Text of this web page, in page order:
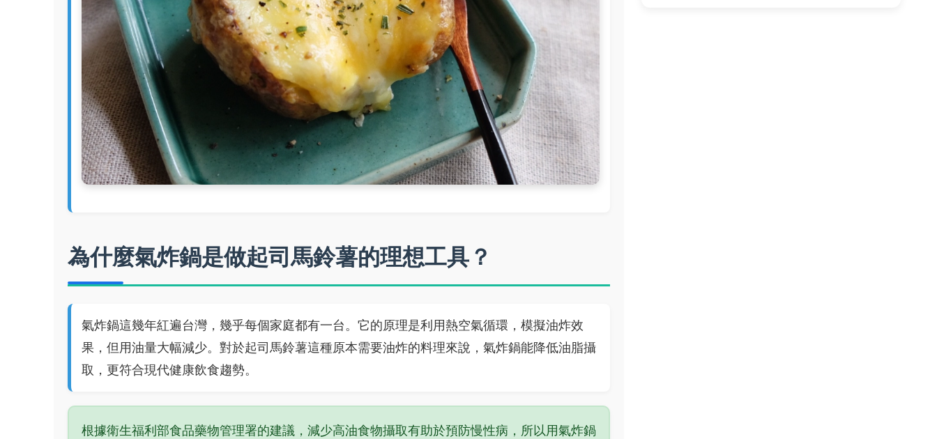
為什麼氣炸鍋是做起司馬鈴薯的理想工具？
氣炸鍋這幾年紅遍台灣，幾乎每個家庭都有一台。它的原理是利用熱空氣循環，模擬油炸效
果，但用油量大幅減少。對於起司馬鈴薯這種原本需要油炸的料理來說，氣炸鍋能降低油脂攝
取，更符合現代健康飲食趨勢。
根據衛生福利部食品藥物管理署的建議，減少高油食物攝取有助於預防慢性病，所以用氣炸鍋